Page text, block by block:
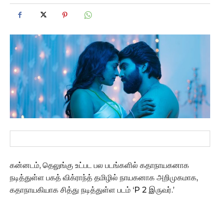
கன்னடம், தெலுங்கு உட்பட பல படங்களில் கதாநாயகனாக
நடித்துள்ள பகத் விக்ராந்த் தமிழில் நாயகனாக அறிமுகமாக,
கதாநாயகியாக சித்து நடித்துள்ள படம் ‘P 2 இருவர்.’